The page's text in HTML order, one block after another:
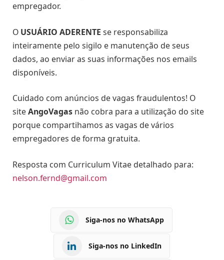
empregador.
O USUÁRIO ADERENTE se responsabiliza
inteiramente pelo sigilo e manutenção de seus
dados, ao enviar as suas informações nos emails
disponíveis.
Cuidado com anúncios de vagas fraudulentos! O
siteAngoVagas não cobra para a utilização do site
porque compartihamos as vagas de vários
empregadores de forma gratuita.
Resposta com Curriculum Vitae detalhado para:
nelson.fernd@gmail.com
Siga-nos no WhatsApp
Siga-nos no LinkedIn